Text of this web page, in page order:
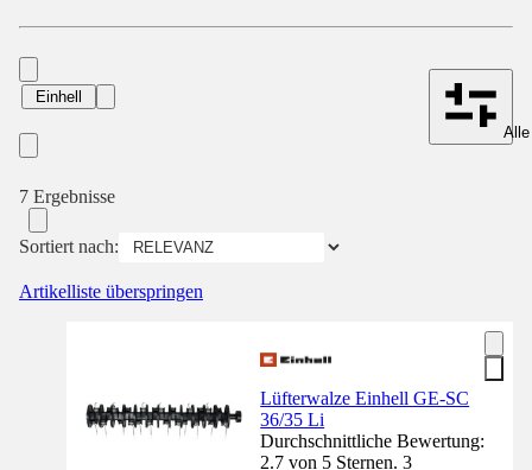
Einhell
7 Ergebnisse
Sortiert nach:
Artikelliste überspringen
Lüfterwalze Einhell GE-SC
36/35 Li
Durchschnittliche Bewertung:
2.7 von 5 Sternen. 3